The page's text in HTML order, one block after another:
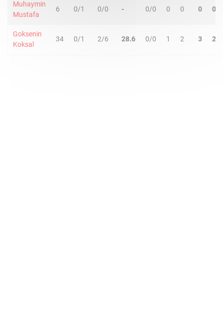
Muhaymin
Mustafa
6 0/1 0/0 - 0/0 0 0 0 0
Goksenin
Koksal
34 0/1 2/6 28.6 0/0 1 2 3 2